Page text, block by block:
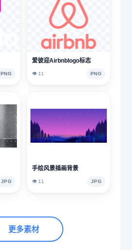
PNG
爱彼迎Airbnblogo标志
👁️ 11 PNG
JPG
手绘风景插画背景
👁️ 11 JPG
更多素材